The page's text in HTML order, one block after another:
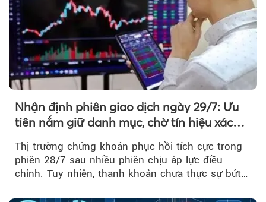
Nhận định phiên giao dịch ngày 29/7: Ưu
tiên nắm giữ danh mục, chờ tín hiệu xác
Thị trường chứng khoán phục hồi tích cực trong
phiên 28/7 sau nhiều phiên chịu áp lực điều
chỉnh. Tuy nhiên, thanh khoản chưa thực sự bứt